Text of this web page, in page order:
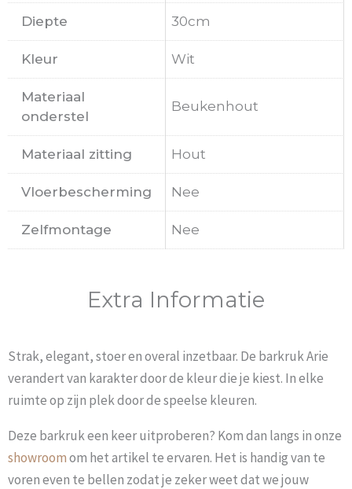
Diepte 30cm
Kleur Wit
Materiaal
onderstel
Beukenhout
Materiaal zitting Hout
Vloerbescherming Nee
Zelfmontage Nee
Extra Informatie
Strak, elegant, stoer en overal inzetbaar. De barkruk Arie
verandert van karakter door de kleur die je kiest. In elke
ruimte op zijn plek door de speelse kleuren.
Deze barkruk een keer uitproberen? Kom dan langs in onze
showroomom het artikel te ervaren. Het is handig van te
voren even te bellen zodat je zeker weet dat we jouw